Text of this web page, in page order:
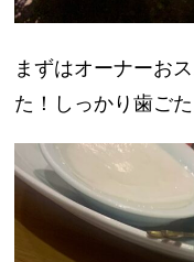
まずはオーナーお
た！しっかり歯ご